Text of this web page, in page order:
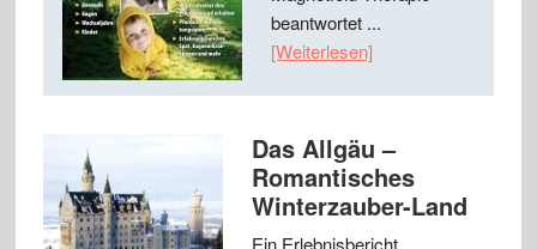
beantwortet ...
[Weiterlesen]
Das Allgäu –
Romantisches
Winterzauber-Land
Ein Erlebnisbericht